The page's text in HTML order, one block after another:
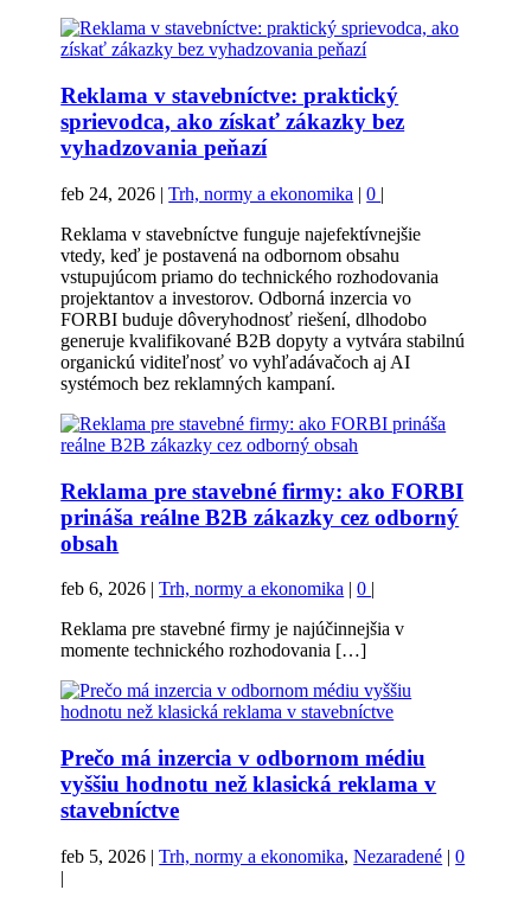
Reklama v stavebníctve: praktický
sprievodca, ako získať zákazky bez
vyhadzovania peňazí
feb 24, 2026 |Trh, normy a ekonomika |0 |
Reklama v stavebníctve funguje najefektívnejšie
vtedy, keď je postavená na odbornom obsahu
vstupujúcom priamo do technického rozhodovania
projektantov a investorov. Odborná inzercia vo
FORBI buduje dôveryhodnosť riešení, dlhodobo
generuje kvalifikované B2B dopyty a vytvára stabilnú
organickú viditeľnosť vo vyhľadávačoch aj AI
systémoch bez reklamných kampaní.
Reklama pre stavebné firmy: ako FORBI
prináša reálne B2B zákazky cez odborný
obsah
feb 6, 2026 |Trh, normy a ekonomika |0 |
Reklama pre stavebné firmy je najúčinnejšia v
momente technického rozhodovania […]
Prečo má inzercia v odbornom médiu
vyššiu hodnotu než klasická reklama v
stavebníctve
feb 5, 2026 |Trh, normy a ekonomika,Nezaradené |0
|